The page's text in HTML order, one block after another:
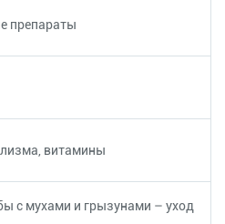
препараты
витамины
с мухами и грызунами – уход